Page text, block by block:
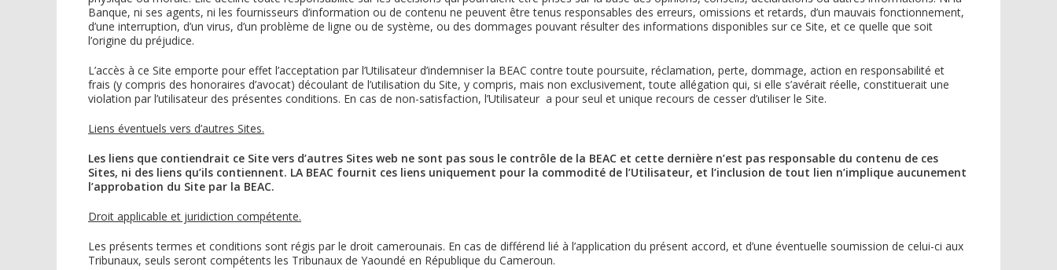
Banque, ni ses agents, ni les fournisseurs d’information ou de contenu ne peuvent être tenus responsables des erreurs, omissions et retards, d’un mauvais fonctionnement,
d’une interruption, d’un virus, d’un problème de ligne ou de système, ou des dommages pouvant résulter des informations disponibles sur ce Site, et ce quelle que soit
l’origine du préjudice.
L’accès à ce Site emporte pour effet l’acceptation par l’Utilisateur d’indemniser la BEAC contre toute poursuite, réclamation, perte, dommage, action en responsabilité et
frais (y compris des honoraires d’avocat) découlant de l’utilisation du Site, y compris, mais non exclusivement, toute allégation qui, si elle s’avérait réelle, constituerait une
violation par l’utilisateur des présentes conditions. En cas de non-satisfaction, l’Utilisateur a pour seul et unique recours de cesser d’utiliser le Site.
Liens éventuels vers d’autres Sites.
Les liens que contiendrait ce Site vers d’autres Sites web ne sont pas sous le contrôle de la BEAC et cette dernière n’est pas responsable du contenu de ces
Sites, ni des liens qu’ils contiennent. LA BEAC fournit ces liens uniquement pour la commodité de l’Utilisateur, et l’inclusion de tout lien n’implique aucunement
l’approbation du Site par la BEAC.
Droit applicable et juridiction compétente.
Les présents termes et conditions sont régis par le droit camerounais. En cas de différend lié à l’application du présent accord, et d’une éventuelle soumission de celui-ci aux
Tribunaux, seuls seront compétents les Tribunaux de Yaoundé en République du Cameroun.